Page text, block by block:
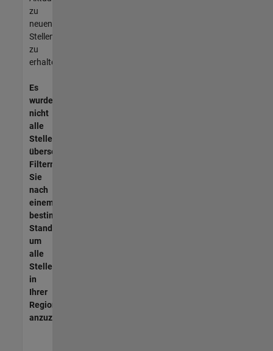
zu
neuen
Stellenangeboten
zu
erhalten.
Es
wurden
nicht
alle
Stellen
übersetzt.
Filtern
Sie
nach
einem
bestimmten
Standort,
um
alle
Stellenangebote
in
Ihrer
Region
anzuzeigen.